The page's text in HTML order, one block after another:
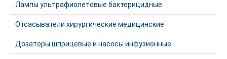
Лампы ультрафиолетовые бактерицидные
Отсасыватели хирургические медицинские
Дозаторы шприцевые и насосы инфузионные